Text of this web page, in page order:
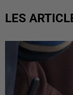
LES